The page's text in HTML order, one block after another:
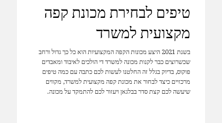
טיפים לבחירת מכונת קפה
מקצועית למשרד
בשנת 2021 היצע מכונות הקפה המקצועיות הוא כל כך גדול ורחב
שכשרוצים כבר לקנות מכונה למשרד די הולכים לאיבוד ומאבדים
פוקוס, בדיוק בגלל זה החלטנו לעשות לכם כתבה עם כמה טיפים
מרכזיים כיצד לבחור את מכונת קפה מקצועית למשרד, מקווים
שיעשה לכם קצת סדר בבלגאן ויעזור לכם להתמקד על מכונה.